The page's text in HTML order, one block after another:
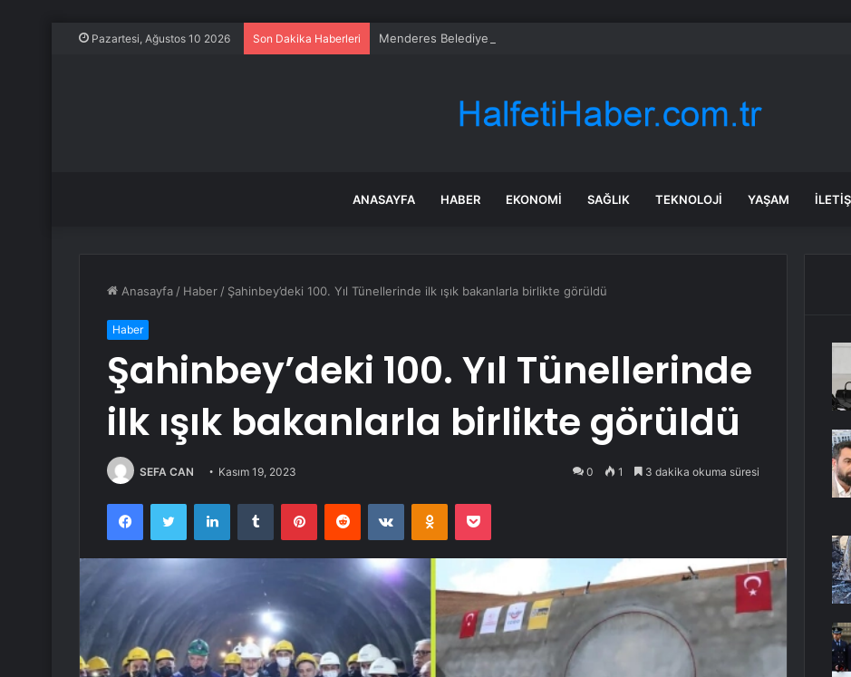
Pazartesi, Ağustos 10 2026 Son Dakika Haberleri Menderes Belediyesi’ne operasyon: Başkan yardımcısı ortak operasyonla yakalandı
ANASAYFA HABER EKONOMI SAĞLIK TEKNOLOJI YAŞAM
Anasayfa / Haber / Şahinbey’deki 100. Yıl Tünellerinde ilk ışık bakanlarla birlikte görüldü
Haber
Şahinbey’deki 100. Yıl Tünellerinde
ilk ışık bakanlarla birlikte görüldü
SEFA CAN Kasım 19, 2023 0 1 3 dakika okuma süresi
FacebookTwitter LinkedInTumblr PinterestReddit VKontakteOdnoklassniki
Pocket